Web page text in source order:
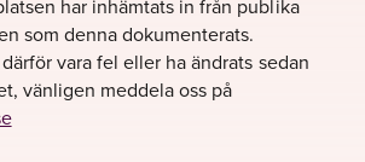
har inhämtats in från publika
som denna dokumenterats.
vara fel eller ha ändrats sedan
vänligen meddela oss på